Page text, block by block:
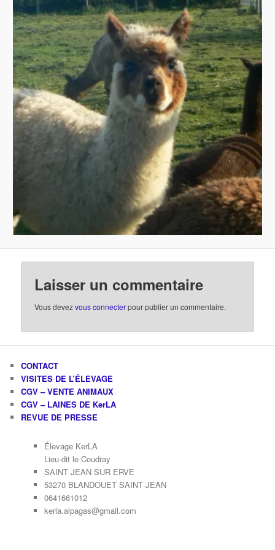
Laisser un commentaire
Vous devezvous connecterpour publier un commentaire.
CONTACT
VISITES DE L’ÉLEVAGE
CGV – VENTE ANIMAUX
CGV – LAINES DE KerLA
REVUE DE PRESSE
Élevage KerLA
Lieu-dit le Coudray
SAINT JEAN SUR ERVE
53270 BLANDOUET SAINT JEAN
0641661012
kerla.alpagas@gmail.com